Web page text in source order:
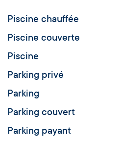
Piscine chauffée
Piscine couverte
Piscine
Parking privé
Parking
Parking couvert
Parking payant